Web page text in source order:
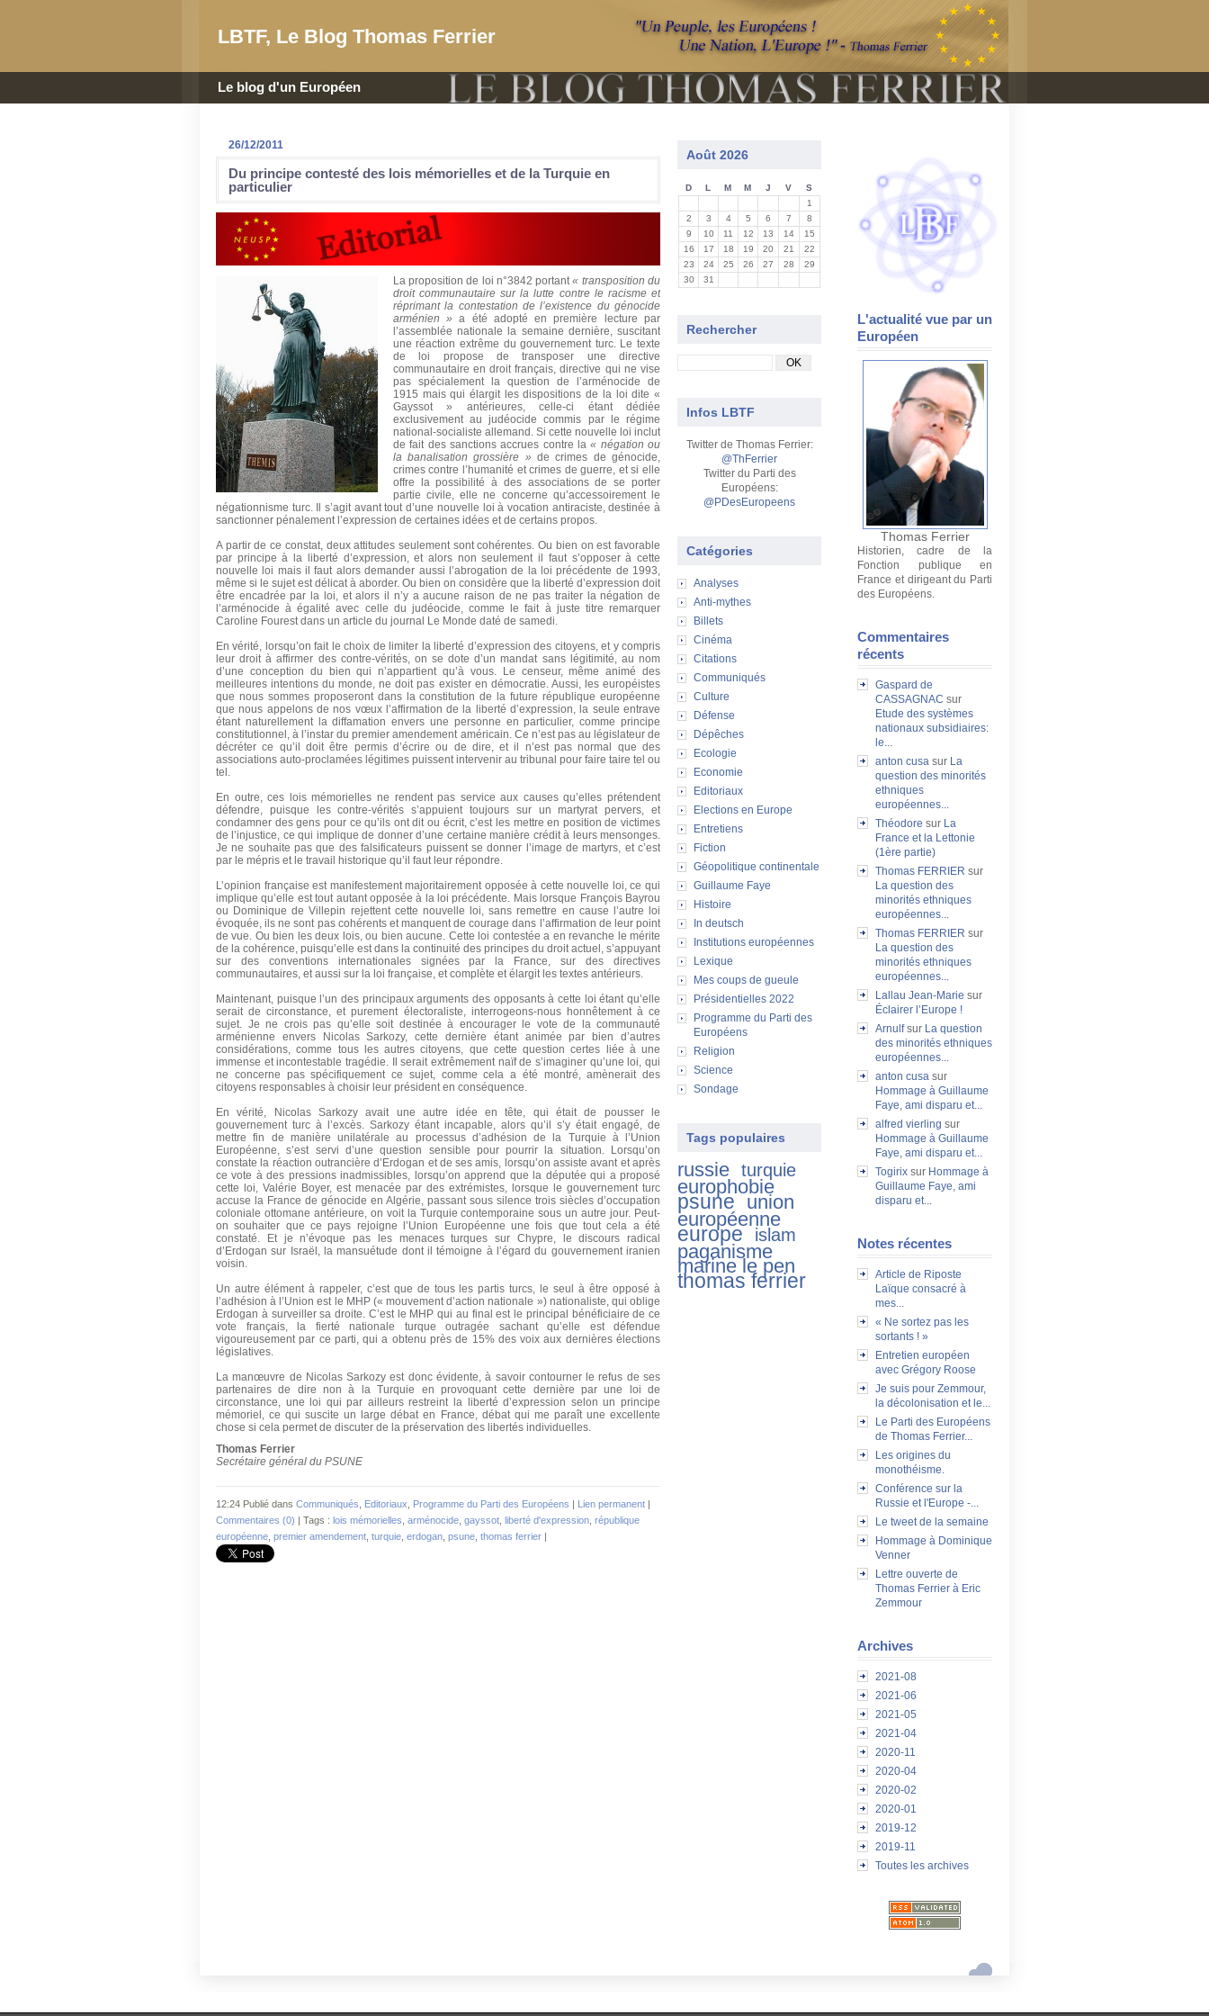
LBTF, Le Blog Thomas Ferrier
Le blog d'un Européen
L'actualité vue par un
Européen
Thomas Ferrier
Historien, cadre de la
Fonction publique en
France et dirigeant du Parti
des Européens.
Commentaires
récents
Gaspard de
CASSAGNAC sur
Etude des systèmes
nationaux subsidiaires:
le...
anton cusa sur La
question des minorités
ethniques
européennes...
Théodore sur La
France et la Lettonie
(1ère partie)
Thomas FERRIER sur
La question des
minorités ethniques
européennes...
Thomas FERRIER sur
La question des
minorités ethniques
européennes...
Lallau Jean-Marie sur
Éclairer l’Europe !
Arnulfsur La question
des minorités ethniques
européennes...
anton cusa sur
Hommage à Guillaume
Faye, ami disparu et...
alfred vierling sur
Hommage à Guillaume
Faye, ami disparu et...
Togirix sur Hommage à
Guillaume Faye, ami
disparu et...
Notes récentes
Article de Riposte
Laïque consacré à
mes...
« Ne sortez pas les
sortants ! »
Entretien européen
avec Grégory Roose
Je suis pour Zemmour,
la décolonisation et le...
Le Parti des Européens
de Thomas Ferrier...
Les origines du
monothéisme.
Conférence sur la
Russie et l'Europe -...
Le tweet de la semaine
Hommage à Dominique
Venner
Lettre ouverte de
Thomas Ferrier à Eric
Zemmour
Archives
2021-08
2021-06
2021-05
2021-04
2020-11
2020-04
2020-02
2020-01
2019-12
2019-11
Toutes les archives
Août 2026
D L M M J V
S
1
2
3 4 5 6 7
8
9
10 11 12 13 14
15
16
17 18 19 20 21
22
23
24 25 26 27 28
29
30
31
Rechercher
Infos LBTF
Twitter de Thomas Ferrier:
@ThFerrier
Twitter du Parti des
Européens:
@PDesEuropeens
Catégories
Analyses
Anti-mythes
Billets
Cinéma
Citations
Communiqués
Culture
Défense
Dépêches
Ecologie
Economie
Editoriaux
Elections en Europe
Entretiens
Fiction
Géopolitique continentale
Guillaume Faye
Histoire
In deutsch
Institutions européennes
Lexique
Mes coups de gueule
Présidentielles 2022
Programme du Parti des
Européens
Religion
Science
Sondage
Tags populaires
russie turquie
europhobie
psune union
européenne
europe islam
paganisme
marine le pen
thomas ferrier
26/12/2011
Du principe contesté des lois mémorielles et de la Turquie en
particulier
La proposition de loi n°3842 portant« transposition du
droit communautaire sur la lutte contre le racisme et
réprimant la contestation de l’existence du génocide
arménien » a été adopté en première lecture par
l’assemblée nationale la semaine dernière, suscitant
une réaction extrême du gouvernement turc. Le texte
de loi propose de transposer une directive
communautaire en droit français, directive qui ne vise
pas spécialement la question de l’arménocide de
1915 mais qui élargit les dispositions de la loi dite «
Gayssot » antérieures, celle-ci étant dédiée
exclusivement au judéocide commis par le régime
national-socialiste allemand. Si cette nouvelle loi inclut
de fait des sanctions accrues contre la« négation ou
la banalisation grossière » de crimes de génocide,
crimes contre l’humanité et crimes de guerre, et si elle
offre la possibilité à des associations de se porter
partie civile, elle ne concerne qu’accessoirement le
négationnisme turc. Il s’agit avant tout d’une nouvelle loi à vocation antiraciste, destinée à
sanctionner pénalement l’expression de certaines idées et de certains propos.
A partir de ce constat, deux attitudes seulement sont cohérentes. Ou bien on est favorable
par principe à la liberté d’expression, et alors non seulement il faut s’opposer à cette
nouvelle loi mais il faut alors demander aussi l’abrogation de la loi précédente de 1993,
même si le sujet est délicat à aborder. Ou bien on considère que la liberté d’expression doit
être encadrée par la loi, et alors il n’y a aucune raison de ne pas traiter la négation de
l’arménocide à égalité avec celle du judéocide, comme le fait à juste titre remarquer
Caroline Fourest dans un article du journal Le Monde daté de samedi.
En vérité, lorsqu’on fait le choix de limiter la liberté d’expression des citoyens, et y compris
leur droit à affirmer des contre-vérités, on se dote d’un mandat sans légitimité, au nom
d’une conception du bien qui n’appartient qu’à vous. Le censeur, même animé des
meilleures intentions du monde, ne doit pas exister en démocratie. Aussi, les européistes
que nous sommes proposeront dans la constitution de la future république européenne
que nous appelons de nos vœux l’affirmation de la liberté d’expression, la seule entrave
étant naturellement la diffamation envers une personne en particulier, comme principe
constitutionnel, à l’instar du premier amendement américain. Ce n’est pas au législateur de
décréter ce qu’il doit être permis d’écrire ou de dire, et il n’est pas normal que des
associations auto-proclamées légitimes puissent intervenir au tribunal pour faire taire tel ou
tel.
En outre, ces lois mémorielles ne rendent pas service aux causes qu’elles prétendent
défendre, puisque les contre-vérités s’appuient toujours sur un martyrat pervers, et
condamner des gens pour ce qu’ils ont dit ou écrit, c’est les mettre en position de victimes
de l’injustice, ce qui implique de donner d’une certaine manière crédit à leurs mensonges.
Je ne souhaite pas que des falsificateurs puissent se donner l’image de martyrs, et c’est
par le mépris et le travail historique qu’il faut leur répondre.
L’opinion française est manifestement majoritairement opposée à cette nouvelle loi, ce qui
implique qu’elle est tout autant opposée à la loi précédente. Mais lorsque François Bayrou
ou Dominique de Villepin rejettent cette nouvelle loi, sans remettre en cause l’autre loi
évoquée, ils ne sont pas cohérents et manquent de courage dans l’affirmation de leur point
de vue. Ou bien les deux lois, ou bien aucune. Cette loi contestée a en revanche le mérite
de la cohérence, puisqu’elle est dans la continuité des principes du droit actuel, s’appuyant
sur des conventions internationales signées par la France, sur des directives
communautaires, et aussi sur la loi française, et complète et élargit les textes antérieurs.
Maintenant, puisque l’un des principaux arguments des opposants à cette loi étant qu’elle
serait de circonstance, et purement électoraliste, interrogeons-nous honnêtement à ce
sujet. Je ne crois pas qu’elle soit destinée à encourager le vote de la communauté
arménienne envers Nicolas Sarkozy, cette dernière étant animée par bien d’autres
considérations, comme tous les autres citoyens, que cette question certes liée à une
immense et incontestable tragédie. Il serait extrêmement naïf de s’imaginer qu’une loi, qui
ne concerne pas spécifiquement ce sujet, comme cela a été montré, amènerait des
citoyens responsables à choisir leur président en conséquence.
En vérité, Nicolas Sarkozy avait une autre idée en tête, qui était de pousser le
gouvernement turc à l’excès. Sarkozy étant incapable, alors qu’il s’y était engagé, de
mettre fin de manière unilatérale au processus d’adhésion de la Turquie à l’Union
Européenne, s’est servi d’une question sensible pour pourrir la situation. Lorsqu’on
constate la réaction outrancière d’Erdogan et de ses amis, lorsqu’on assiste avant et après
ce vote à des pressions inadmissibles, lorsqu’on apprend que la députée qui a proposé
cette loi, Valérie Boyer, est menacée par des extrémistes, lorsque le gouvernement turc
accuse la France de génocide en Algérie, passant sous silence trois siècles d’occupation
coloniale ottomane antérieure, on voit la Turquie contemporaine sous un autre jour. Peut-
on souhaiter que ce pays rejoigne l’Union Européenne une fois que tout cela a été
constaté. Et je n’évoque pas les menaces turques sur Chypre, le discours radical
d’Erdogan sur Israël, la mansuétude dont il témoigne à l’égard du gouvernement iranien
voisin.
Un autre élément à rappeler, c’est que de tous les partis turcs, le seul à être opposé à
l’adhésion à l’Union est le MHP (« mouvement d’action nationale ») nationaliste, qui oblige
Erdogan à surveiller sa droite. C’est le MHP qui au final est le principal bénéficiaire de ce
vote français, la fierté nationale turque outragée sachant qu’elle est défendue
vigoureusement par ce parti, qui a obtenu près de 15% des voix aux dernières élections
législatives.
La manœuvre de Nicolas Sarkozy est donc évidente, à savoir contourner le refus de ses
partenaires de dire non à la Turquie en provoquant cette dernière par une loi de
circonstance, une loi qui par ailleurs restreint la liberté d’expression selon un principe
mémoriel, ce qui suscite un large débat en France, débat qui me paraît une excellente
chose si cela permet de discuter de la préservation des libertés individuelles.
Thomas Ferrier
Secrétaire général du PSUNE
12:24 Publié dans Communiqués Editoriaux Programme du Parti des Européens | Lien permanent |
Commentaires (0) | Tags : lois mémorielles arménocide gayssot liberté d'expression république
européenne premier amendement turquie erdogan psune thomas ferrier |